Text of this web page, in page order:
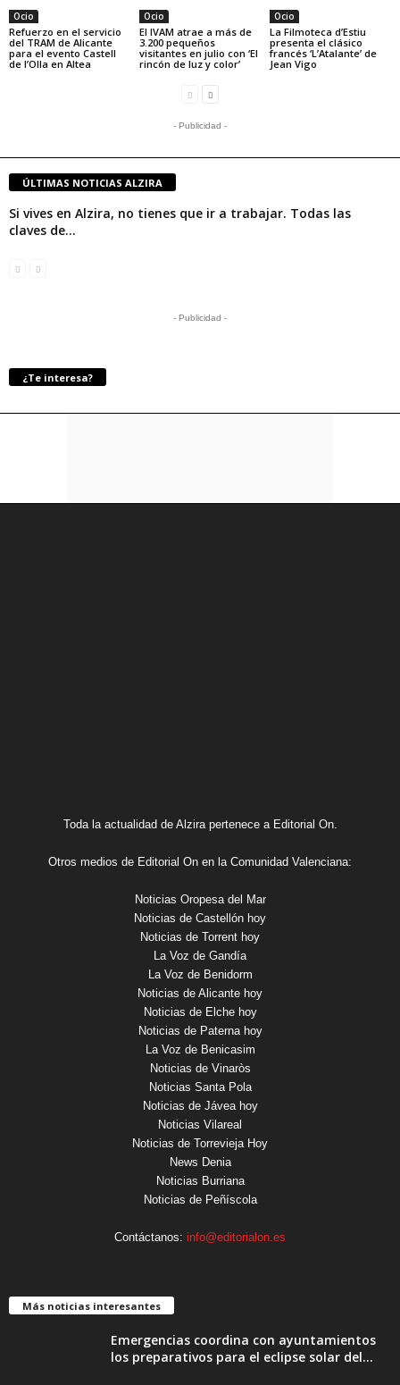
Ocio
Refuerzo en el servicio
del TRAM de Alicante
para el evento Castell
de l’Olla en Altea
Ocio
El IVAM atrae a más de
3.200 pequeños
visitantes en julio con ‘El
rincón de luz y color’
Ocio
La Filmoteca d’Estiu
presenta el clásico
francés ‘L’Atalante’ de
Jean Vigo
- Publicidad -
ÚLTIMAS NOTICIAS ALZIRA
Si vives en Alzira, no tienes que ir a trabajar. Todas las
claves de...
- Publicidad -
¿Te interesa?
Toda la actualidad de Alzira pertenece a Editorial On.
Otros medios de Editorial On en la Comunidad Valenciana:
Noticias Oropesa del Mar
Noticias de Castellón hoy
Noticias de Torrent hoy
La Voz de Gandía
La Voz de Benidorm
Noticias de Alicante hoy
Noticias de Elche hoy
Noticias de Paterna hoy
La Voz de Benicasim
Noticias de Vinaròs
Noticias Santa Pola
Noticias de Jávea hoy
Noticias Vilareal
Noticias de Torrevieja Hoy
News Denia
Noticias Burriana
Noticias de Peñíscola
Contáctanos: info@editorialon.es
Más noticias interesantes
Emergencias coordina con ayuntamientos
los preparativos para el eclipse solar del...